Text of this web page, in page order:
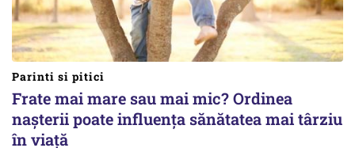
Parinti si pitici
Frate mai mare sau mai mic? Ordinea
nașterii poate influența sănătatea mai târziu
în viață